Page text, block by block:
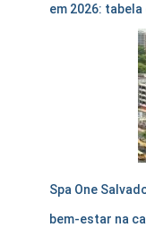
em 2026:
Spa One
bem-estar na